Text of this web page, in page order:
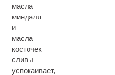
масла
миндаля
и
масла
косточек
сливы
успокаивает,